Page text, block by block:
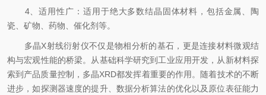
4、适用性广：​适用于绝大多数结晶固体材料，包括金属、陶
瓷、矿物、药物、催化剂等。
多晶X射线衍射仪不仅是物相分析的基石，更是连接材料微观结
构与宏观性能的桥梁。从基础科学研究到工业应用开发，从新材料探
索到产品质量控制，多晶XRD都发挥着重要的作用。随着技术的不断
进步，如探测器速度的提升、数据分析算法的优化以及原位表征能力